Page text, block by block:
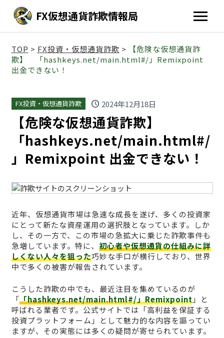
FX仮想通貨詐欺情報局
TOP > FX投資・仮想通貨詐欺 >
【危険な仮想通貨詐
欺】 「hashkeys.net/main.html#/」Remixpoint
出金できない！
FX投資・仮想通貨詐欺 schedule 2024年12月18日
【危険な仮想通貨詐欺】
「hashkeys.net/main.html#/
」Remixpoint 出金できない！
近年、仮想通貨市場は急速な成長を遂げ、多くの投資家
にとって新たな資産運用の選択肢となっています。しか
し、その一方で、この市場の急拡大に乗じた詐欺事件も
急増しています。特に、 初心者や仮想通貨の仕組みに詳
しくない人々を狙った巧妙な手口が横行しており、世界
中で多くの被害が報告されています。
こうした詐欺の中でも、最近注目を集めているのが
「「hashkeys.net/main.html#/」Remixpoint」と
呼ばれる業者です。公式サイトでは「高利益を保証する
投資プラットフォーム」として魅力的な内容を謳ってい
ますが、その実態には多くの疑問が寄せられています。